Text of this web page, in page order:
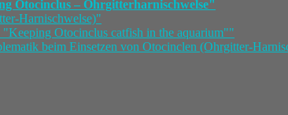
Otocinclus – Ohrgitterharnischwelse"
Harnischwelse)"
Otocinclus catfish in the aquarium""
beim Einsetzen von Otocinclen (Ohrgitter-